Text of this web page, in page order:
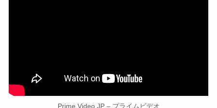
Prime Video JP – プライムビデオ